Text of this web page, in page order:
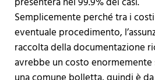
Semplicemente perché tra i
eventuale procedimento,
raccolta della documentazione
avrebbe un costo